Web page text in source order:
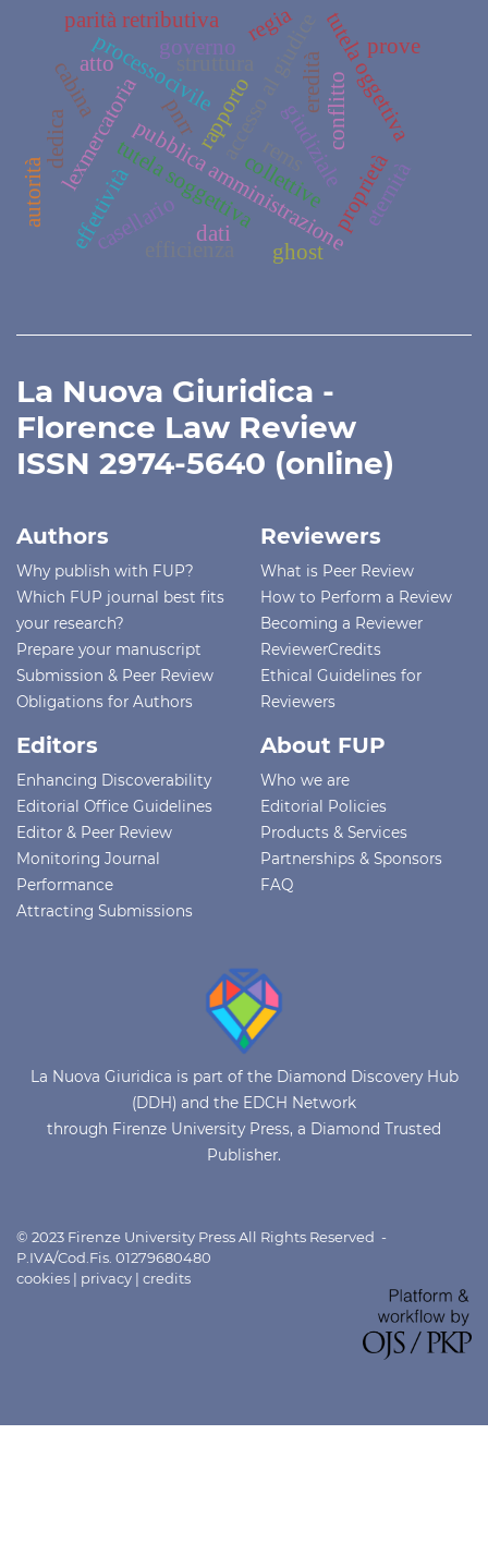
processocivile
giudiziale
accesso al giudice
pubblica amministrazione
tutela soggettiva
tutela oggettiva
atto
rapporto
proprietà
collettive
rems
casellario dati
lexmercatoria conflitto
governo
cabina
regia
pnrr
prove
parità retributiva
effettività
dedica
eternità
eredità
autorità
ghost
La Nuova Giuridica -
Florence Law Review
ISSN 2974-5640 (online)
Authors
Why publish with FUP?
Which FUP journal best fits
your research?
Prepare your manuscript
Submission & Peer Review
Obligations for Authors
Reviewers
What is Peer Review
How to Perform a Review
Becoming a Reviewer
ReviewerCredits
Ethical Guidelines for
Reviewers
Editors
Enhancing Discoverability
Editorial Office Guidelines
Editor & Peer Review
Monitoring Journal
Performance
Attracting Submissions
About FUP
Who we are
Editorial Policies
Products & Services
Partnerships & Sponsors
FAQ
La Nuova Giuridica is part of the Diamond Discovery Hub
(DDH) and the EDCH Network
through Firenze University Press, a Diamond Trusted
Publisher.
© 2023 Firenze University Press All Rights Reserved -
P.IVA/Cod.Fis. 01279680480
cookies | privacy | credits